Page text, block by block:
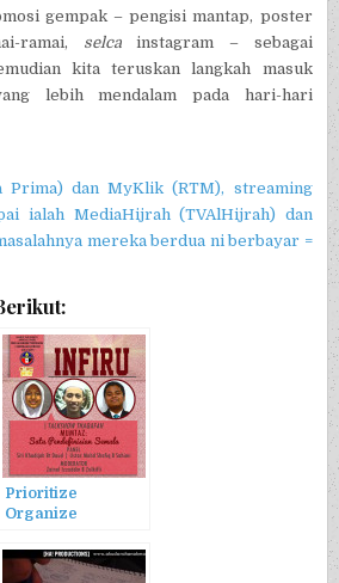
gempak – pengisi mantap, poster
ramai,
selcainstagram – sebagai
kita teruskan langkah masuk
lebih mendalam pada hari-hari
Prima) dan MyKlik (RTM), streaming
ialah MediaHijrah (TVAlHijrah) dan
mereka berdua ni berbayar =
Prioritize
Organize